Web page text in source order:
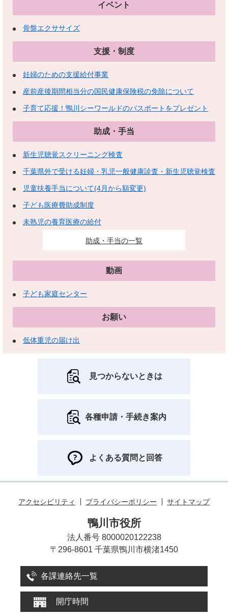
イベント
骨盤エクササイズ
支援・制度
妊婦のための支援給付事業
産前産後期間相当分の国民健康保険税の免除について
子育て応援！鴨川シーワールドのパスポートをプレゼント
助成・手当
新生児聴覚スクリーニング検査
千葉県外で受ける妊婦・乳児一般健康診査・新生児聴覚検査
児童扶養手当について(4月から額変更)
子ども医療費助成制度
未熟児の養育医療の給付
助成・手当の一覧
動画
子ども家庭センター
お願い
低体重児の届け出
見つからないときは
各種申請・手続き案内
よくある質問と回答
アクセシビリティ プライバシーポリシー サイトマップ
鴨川市役所
法人番号 8000020122238
〒296-8601 千葉県鴨川市横渚1450
各課連絡先一覧
開庁時間